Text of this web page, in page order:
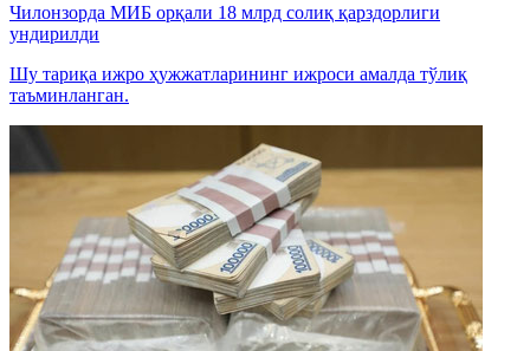
Чилонзорда МИБ орқали 18 млрд солиқ қарздорлиги
ундирилди
Шу тариқа ижро ҳужжатларининг ижроси амалда тўлиқ
таъминланган.